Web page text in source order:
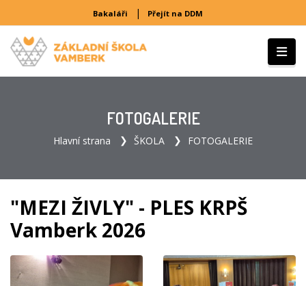
Bakaláři | Přejít na DDM
FOTOGALERIE
Hlavní strana ŠKOLA FOTOGALERIE
"MEZI ŽIVLY" - PLES KRPŠ
Vamberk 2026